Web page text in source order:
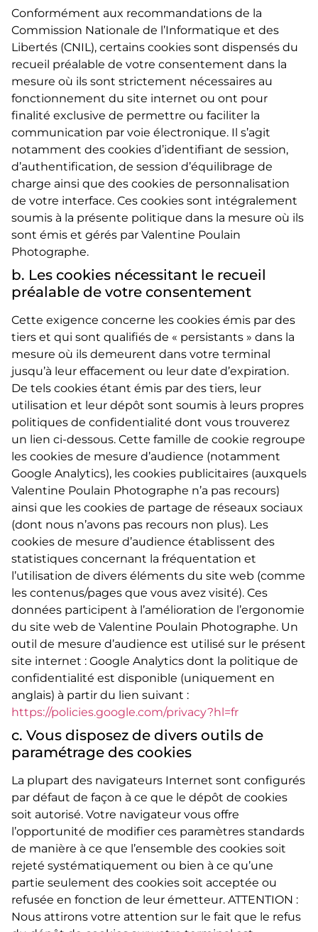
Conformément aux recommandations de la
Commission Nationale de l’Informatique et des
Libertés (CNIL), certains cookies sont dispensés du
recueil préalable de votre consentement dans la
mesure où ils sont strictement nécessaires au
fonctionnement du site internet ou ont pour
finalité exclusive de permettre ou faciliter la
communication par voie électronique. Il s’agit
notamment des cookies d’identifiant de session,
d’authentification, de session d’équilibrage de
charge ainsi que des cookies de personnalisation
de votre interface. Ces cookies sont intégralement
soumis à la présente politique dans la mesure où ils
sont émis et gérés par Valentine Poulain
Photographe.
b. Les cookies nécessitant le recueil
préalable de votre consentement
Cette exigence concerne les cookies émis par des
tiers et qui sont qualifiés de « persistants » dans la
mesure où ils demeurent dans votre terminal
jusqu’à leur effacement ou leur date d’expiration.
De tels cookies étant émis par des tiers, leur
utilisation et leur dépôt sont soumis à leurs propres
politiques de confidentialité dont vous trouverez
un lien ci-dessous. Cette famille de cookie regroupe
les cookies de mesure d’audience (notamment
Google Analytics), les cookies publicitaires (auxquels
Valentine Poulain Photographe n’a pas recours)
ainsi que les cookies de partage de réseaux sociaux
(dont nous n’avons pas recours non plus). Les
cookies de mesure d’audience établissent des
statistiques concernant la fréquentation et
l’utilisation de divers éléments du site web (comme
les contenus/pages que vous avez visité). Ces
données participent à l’amélioration de l’ergonomie
du site web de Valentine Poulain Photographe. Un
outil de mesure d’audience est utilisé sur le présent
site internet : Google Analytics dont la politique de
confidentialité est disponible (uniquement en
anglais) à partir du lien suivant :
https://policies.google.com/privacy?hl=fr
c. Vous disposez de divers outils de
paramétrage des cookies
La plupart des navigateurs Internet sont configurés
par défaut de façon à ce que le dépôt de cookies
soit autorisé. Votre navigateur vous offre
l’opportunité de modifier ces paramètres standards
de manière à ce que l’ensemble des cookies soit
rejeté systématiquement ou bien à ce qu’une
partie seulement des cookies soit acceptée ou
refusée en fonction de leur émetteur. ATTENTION :
Nous attirons votre attention sur le fait que le refus